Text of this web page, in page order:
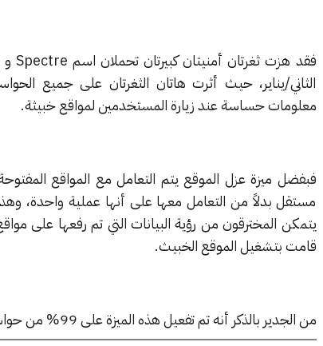
الثاني/يناير، حيث أثرت هاتان الثغرتان على جميع
معلومات حساسة عند زيارة المستخدمين لمواقع خبيثة.
فبفضل ميزة عزل الموقع يتم التعامل مع المواقع
مستقل بدلاً من التعامل معها على أنها عملية واحدة،
يتمكن المخترقون من رؤية البيانات التي تم رفعها على
قامت بتشغيل الموقع الخبيث.
من الجدير بالذكر أنه تم تفعيل هذه الميزة على 99% من حواسيب ويندوز، ماك، لينوكس وحواسيب نظام كروم.